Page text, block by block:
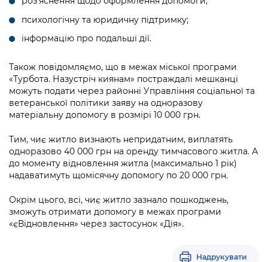
Підприємства, установи, організації
Гендерна політика
Безбар'єрність
Портал Захисників та Захисниць
Безбар'єрність
Портал послуг
Міський застосунок Київ Цифровий
Важливе під час воєнного стану
Уряд» – місцевий рівень»
Важливе під час воєнного стану
Портал даних Києва
Публічні дашборди
психологічну та юридичну підтримку;
інформацію про подальші дії.
Також повідомляємо, що в межах міської програми
«Турбота. Назустріч киянам» постраждалі мешканці
можуть подати через районні Управління соціальної та
ветеранської політики заяву на одноразову
матеріальну допомогу в розмірі 10 000 грн.
Тим, чиє житло визнають непридатним, виплатять
одноразово 40 000 грн на оренду тимчасового житла. А
до моменту відновлення житла (максимально 1 рік)
надаватимуть щомісячну допомогу по 20 000 грн.
Окрім цього, всі, чиє житло зазнало пошкоджень,
зможуть отримати допомогу в межах програми
«єВідновлення» через застосунок «Дія».
Надрукувати